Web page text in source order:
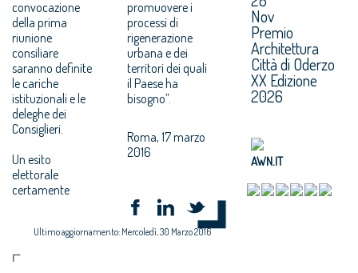
convocazione
della prima
riunione
consiliare
saranno definite
le cariche
istituzionali e le
deleghe dei
Consiglieri.
Un esito
elettorale
certamente
promuovere i
processi di
rigenerazione
urbana e dei
territori dei quali
il Paese ha
bisogno”.
Roma, 17 marzo
2016
Ultimo aggiornamento: Mercoledì, 30 Marzo 2016
Nov
Premio
Architettura
Città di Oderzo
XX Edizione
2026
AWN.IT